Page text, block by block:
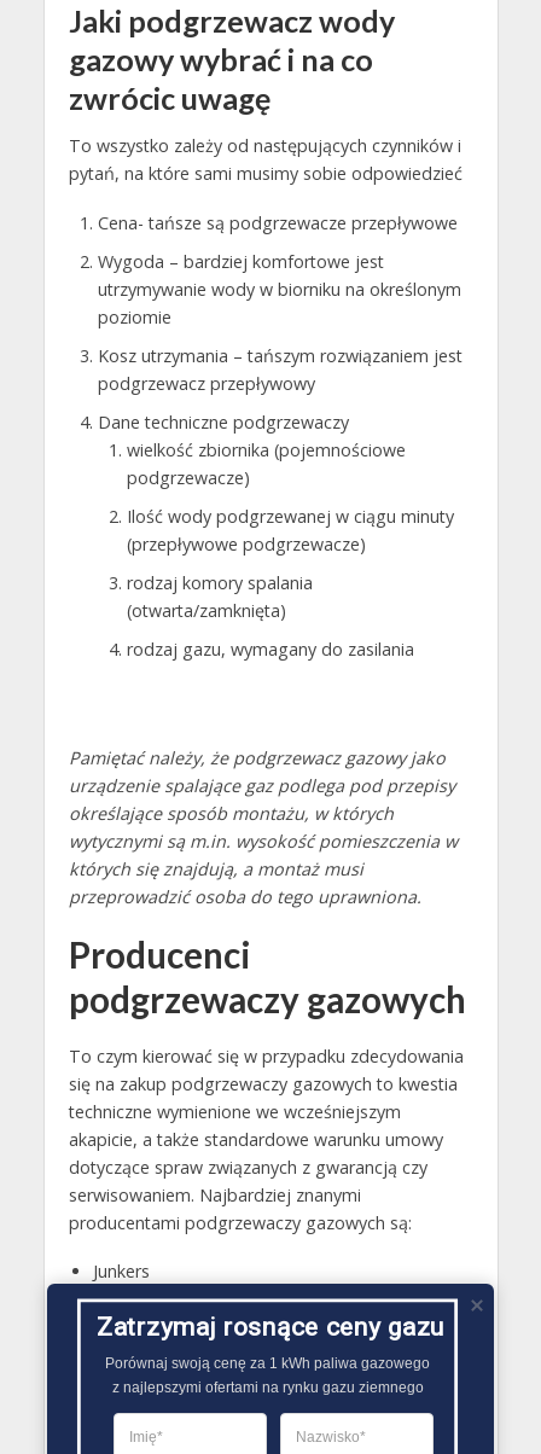
Jaki podgrzewacz wody
gazowy wybrać i na co
zwrócic uwagę
To wszystko zależy od następujących czynników i
pytań, na które sami musimy sobie odpowiedzieć
Cena- tańsze są podgrzewacze przepływowe
Wygoda – bardziej komfortowe jest
utrzymywanie wody w biorniku na określonym
poziomie
Kosz utrzymania – tańszym rozwiązaniem jest
podgrzewacz przepływowy
Dane techniczne podgrzewaczy
wielkość zbiornika (pojemnościowe
podgrzewacze)
Ilość wody podgrzewanej w ciągu minuty
(przepływowe podgrzewacze)
rodzaj komory spalania
(otwarta/zamknięta)
rodzaj gazu, wymagany do zasilania
Pamiętać należy, że podgrzewacz gazowy jako
urządzenie spalające gaz podlega pod przepisy
określające sposób montażu, w których
wytycznymi są m.in. wysokość pomieszczenia w
których się znajdują, a montaż musi
przeprowadzić osoba do tego uprawniona.
Producenci
podgrzewaczy gazowych
To czym kierować się w przypadku zdecydowania
się na zakup podgrzewaczy gazowych to kwestia
techniczne wymienione we wcześniejszym
akapicie, a także standardowe warunku umowy
dotyczące spraw związanych z gwarancją czy
serwisowaniem. Najbardziej znanymi
producentami podgrzewaczy gazowych są:
Junkers
Vaillant
Ariston Fast
Beretta
Zatrzymaj rosnące ceny gazu
Porównaj swoją cenę za 1 kWh paliwa gazowego
z najlepszymi ofertami na rynku gazu ziemnego